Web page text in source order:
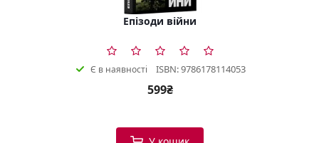
Епізоди війни
Є в наявності ISBN: 9786178114053
599₴